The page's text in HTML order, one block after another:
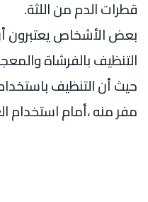
قطرات الدم من اللثة.
بعض الأشخاص
التنظيف بالفرشاة
حيث أن التنظيف
مفر منه ،أمام استخدام